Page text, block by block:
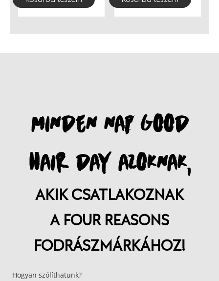
MINDEN NAP GOOD
HAIR DAY AZOKNAK,
AKIK CSATLAKOZNAK
A FOUR REASONS
FODRÁSZMÁRKÁHOZ!
Hogyan szólíthatunk?